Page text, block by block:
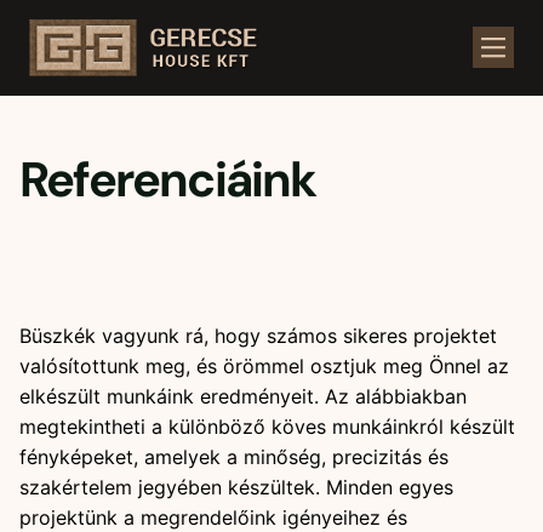
Ugrás
tartalomhoz
Referenciáink
Büszkék vagyunk rá, hogy számos sikeres projektet
valósítottunk meg, és örömmel osztjuk meg Önnel az
elkészült munkáink eredményeit. Az alábbiakban
megtekintheti a különböző köves munkáinkról készült
fényképeket, amelyek a minőség, precizitás és
szakértelem jegyében készültek. Minden egyes
projektünk a megrendelőink igényeihez és